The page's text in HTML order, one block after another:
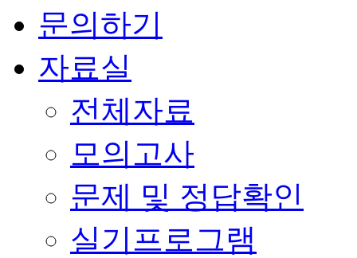
문의하기
자료실
전체자료
모의고사
문제 및 정답확인
실기프로그램